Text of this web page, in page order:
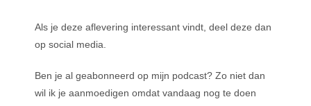
Als je deze aflevering interessant vindt, deel deze dan
op social media.
Ben je al geabonneerd op mijn podcast? Zo niet dan
wil ik je aanmoedigen omdat vandaag nog te doen